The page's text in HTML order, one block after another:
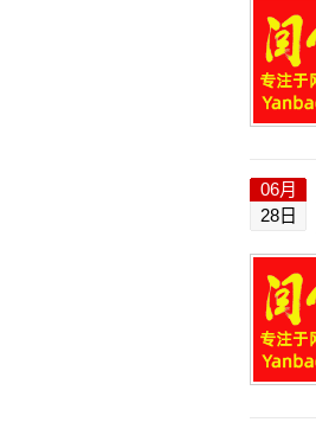
06月
28日